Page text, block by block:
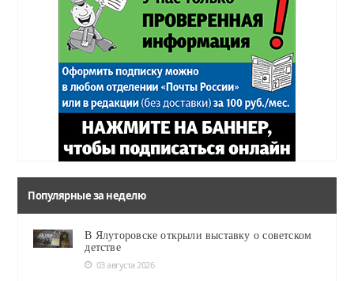
Популярные за неделю
В Ялуторовске открыли выставку о советском
детстве
03 августа 2026